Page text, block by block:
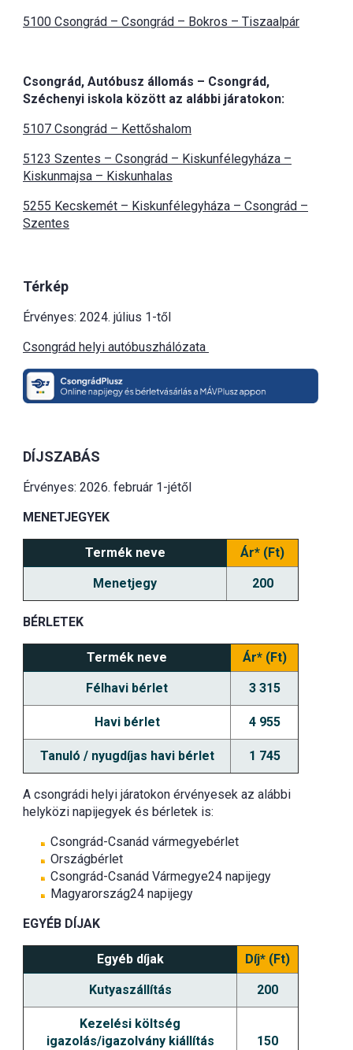
5100 Csongrád – Csongrád – Bokros – Tiszaalpár
Csongrád, Autóbusz állomás – Csongrád,
Széchenyi iskola között az alábbi járatokon:
5107 Csongrád – Kettőshalom
5123 Szentes – Csongrád – Kiskunfélegyháza –
Kiskunmajsa – Kiskunhalas
5255 Kecskemét – Kiskunfélegyháza – Csongrád –
Szentes
Térkép
Érvényes: 2024. július 1-től
Csongrád helyi autóbuszhálózata
DÍJSZABÁS
Érvényes: 2026. február 1-jétől
MENETJEGYEK
Termék neve Ár* (Ft)
Menetjegy 200
BÉRLETEK
Termék neve Ár* (Ft)
Félhavi bérlet 3 315
Havi bérlet 4 955
Tanuló / nyugdíjas havi bérlet 1 745
A csongrádi helyi járatokon érvényesek az alábbi
helyközi napijegyek és bérletek is:
Csongrád-Csanád vármegyebérlet
Országbérlet
Csongrád-Csanád Vármegye24 napijegy
Magyarország24 napijegy
EGYÉB DÍJAK
Egyéb díjak Díj* (Ft)
Kutyaszállítás 200
Kezelési költség
igazolás/igazolvány kiállítás
150